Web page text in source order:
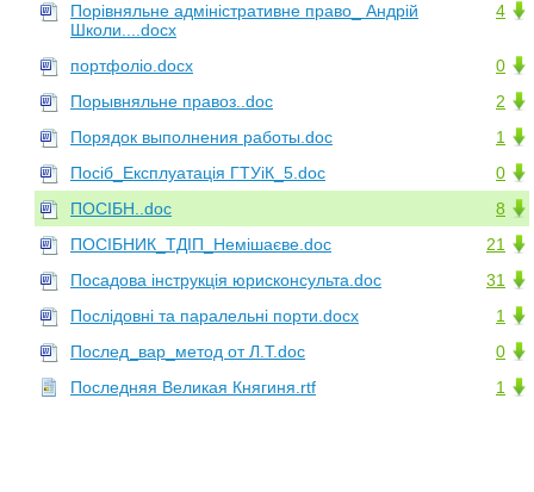
4
Порівняльне адміністративне право_ Андрій
Школи....docx
0
портфоліо.docx
2
Порывняльне правоз..doc
1
Порядок выполнения работы.doc
0
Посіб_Експлуатація ГТУіК_5.doc
8
ПОСІБН..doc
21
ПОСІБНИК_ТДІП_Немішаєве.doc
31
Посадова інструкція юрисконсульта.doc
1
Послідовні та паралельні порти.docx
0
Послед_вар_метод от Л.Т.doc
1
Последняя Великая Княгиня.rtf